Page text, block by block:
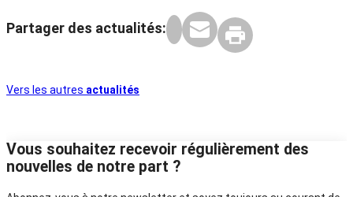
Partager des actualités:
Vers les autres actualités
Vous souhaitez recevoir régulièrement des
nouvelles de notre part ?